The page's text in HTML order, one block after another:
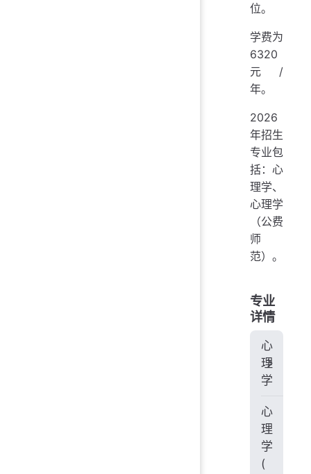
位。
学费为
6320
元/
年。
2026
年招生
专业包
括：心
理学、
心理学
（公费
师
范）。
专业
详情
心
理
学
心
理
学
(